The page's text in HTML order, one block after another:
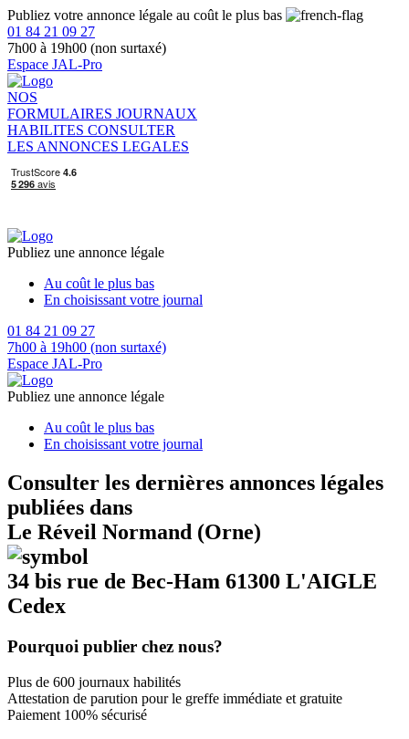
Publiez votre annonce légale au coût le plus bas
01 84 21 09 27
7h00 à 19h00 (non surtaxé)
Espace JAL-Pro
NOS
FORMULAIRES JOURNAUX
HABILITES CONSULTER
LES ANNONCES LEGALES
Publiez une annonce légale
Au coût le plus bas
En choisissant votre journal
01 84 21 09 27
7h00 à 19h00 (non surtaxé)
Espace JAL-Pro
Publiez une annonce légale
Au coût le plus bas
En choisissant votre journal
Consulter les dernières annonces légales
publiées dans
Le Réveil Normand (Orne)
34 bis rue de Bec-Ham 61300 L'AIGLE
Cedex
Pourquoi publier chez nous?
Plus de 600 journaux habilités
Attestation de parution pour le greffe immédiate et gratuite
Paiement 100% sécurisé